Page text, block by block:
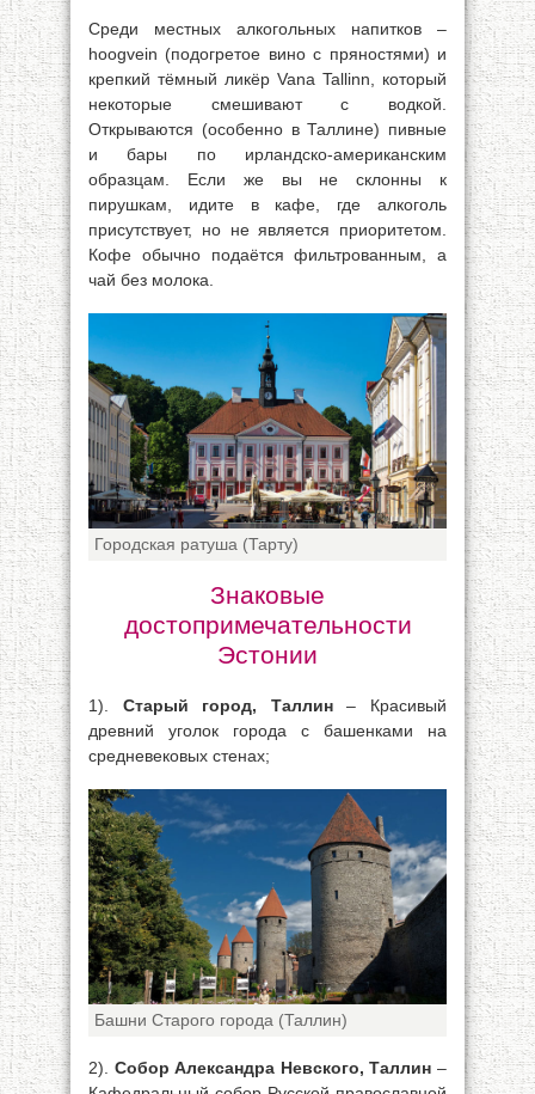
Среди местных алкогольных напитков –
hoogvein (подогретое вино с пряностями) и
крепкий тёмный ликёр Vana Tallinn, который
некоторые смешивают с водкой.
Открываются (особенно в Таллине) пивные
и бары по ирландско-американским
образцам. Если же вы не склонны к
пирушкам, идите в кафе, где алкоголь
присутствует, но не является приоритетом.
Кофе обычно подаётся фильтрованным, а
чай без молока.
Городская ратуша (Тарту)
Знаковые
достопримечательности
Эстонии
1). Старый город, Таллин– Красивый
древний уголок города с башенками на
средневековых стенах;
Башни Старого города (Таллин)
2). Собор Александра Невского, Таллин –